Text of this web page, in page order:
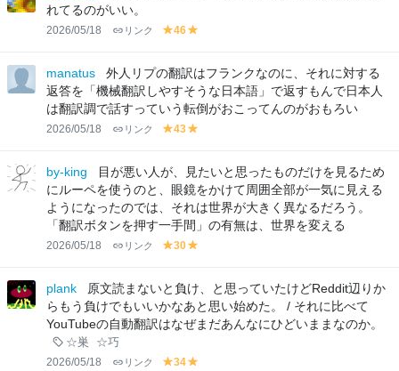
れてるのがいい。
2026/05/18 リンク
y
lo
w
46
lo
w
manatus
外人リプの翻訳はフランクなのに、それに対する
返答を「機械翻訳しやすそうな日本語」で返すもんで日本人
は翻訳調で話すっていう転倒がおこってんのがおもろい
2026/05/18 リンク
y
lo
w
43
lo
w
by-king
目が悪い人が、見たいと思ったものだけを見るため
にルーペを使うのと、眼鏡をかけて周囲全部が一気に見える
ようになったのでは、それは世界が大きく異なるだろう。
「翻訳ボタンを押す一手間」の有無は、世界を変える
2026/05/18 リンク
y
lo
w
30
lo
w
plank
原文読まないと負け、と思っていたけどReddit辺りか
らもう負けでもいいかなあと思い始めた。 / それに比べて
YouTubeの自動翻訳はなぜまだあんなにひどいままなのか。
☆巣 ☆巧
2026/05/18 リンク
y
34